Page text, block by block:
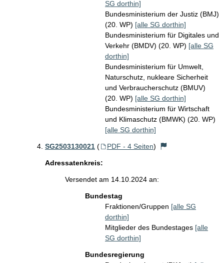
SG dorthin]
Bundesministerium der Justiz (BMJ)
(20. WP) [alle SG dorthin]
Bundesministerium für Digitales und
Verkehr (BMDV) (20. WP) [alle SG
dorthin]
Bundesministerium für Umwelt,
Naturschutz, nukleare Sicherheit
und Verbraucherschutz (BMUV)
(20. WP) [alle SG dorthin]
Bundesministerium für Wirtschaft
und Klimaschutz (BMWK) (20. WP)
[alle SG dorthin]
SG2503130021 ( PDF - 4 Seiten)
Adressatenkreis:
Versendet am 14.10.2024 an:
Bundestag
Fraktionen/Gruppen [alle SG
dorthin]
Mitglieder des Bundestages [alle
SG dorthin]
Bundesregierung